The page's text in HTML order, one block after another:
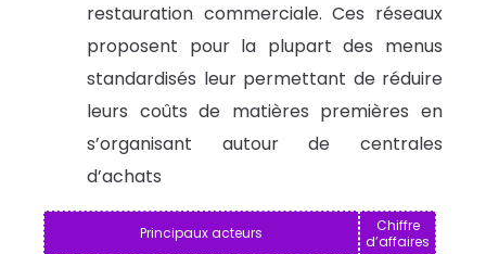
restauration commerciale. Ces réseaux
proposent pour la plupart des menus
standardisés leur permettant de réduire
leurs coûts de matières premières en
s’organisant autour de centrales
d’achats
Principaux acteurs
Chiffre
d’affaires